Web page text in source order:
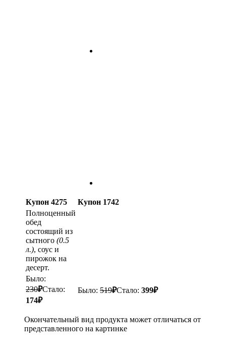
Купон 4275
Купон 1742
Полноценный
обед
состоящий из
сытного (0.5
л.), соус и
пирожок на
десерт.
Было:
230₽Стало:
174₽
Было: 519₽Стало: 399₽
Окончательный вид продукта может отличаться от
представленного на картинке